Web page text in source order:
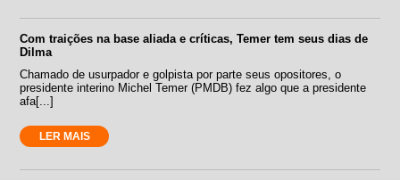
Com traições na base aliada e críticas, Temer tem seus dias de
Dilma
Chamado de usurpador e golpista por parte seus opositores, o
presidente interino Michel Temer (PMDB) fez algo que a presidente
afa[...]
LER MAIS